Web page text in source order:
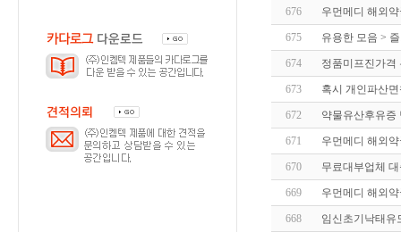
676 우먼메디 해외
675 유용한 모음 >
674 정품미프진가격
673 혹시 개인파산
672 약물유산후유증
671 우먼메디 해외
670 무료대부업체
669 우먼메디 해외
668 임신초기낙태유